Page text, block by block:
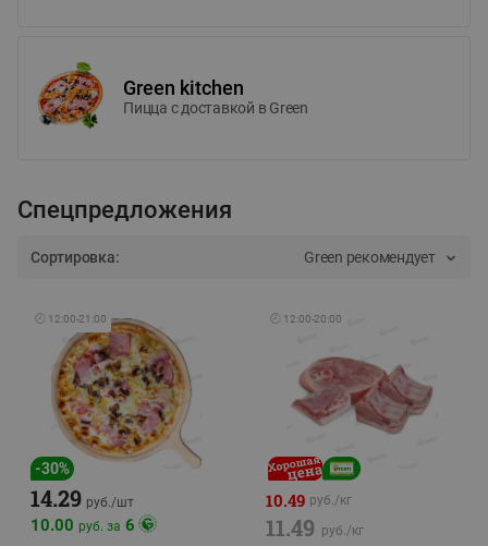
Green kitchen
Пицца c доставкой в Green
Спецпредложения
Сортировка: Green рекомендует
🕘 12:00-21:00
-30%
14.29 руб./шт
10.00 руб. за 6
🕘 12:00-20:00
10.49 руб./кг
11.49 руб./кг